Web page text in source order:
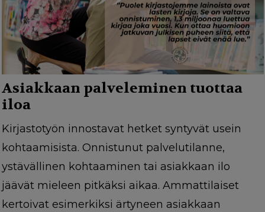
Asiakkaan palveleminen tuottaa
iloa
Kirjastotyön innostavat hetket syntyvät usein
kohtaamisista. Onnistunut palvelutilanne,
ystävällinen kohtaaminen tai asiakkaan ilo
jäävät mieleen pitkäksi aikaa. Ammattilaiset
kertoivat esimerkiksi ärtyneen asiakkaan